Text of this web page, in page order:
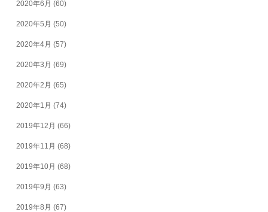
2020年6月 (60)
2020年5月 (50)
2020年4月 (57)
2020年3月 (69)
2020年2月 (65)
2020年1月 (74)
2019年12月 (66)
2019年11月 (68)
2019年10月 (68)
2019年9月 (63)
2019年8月 (67)